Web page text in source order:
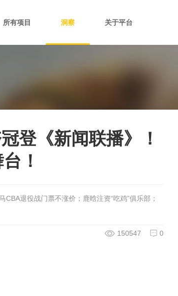
所有项目 洞察 关于平台
登《新闻联播》！
！
退役战门票不涨价；鹿晗注资“吃鸡”俱乐部；
0
150547